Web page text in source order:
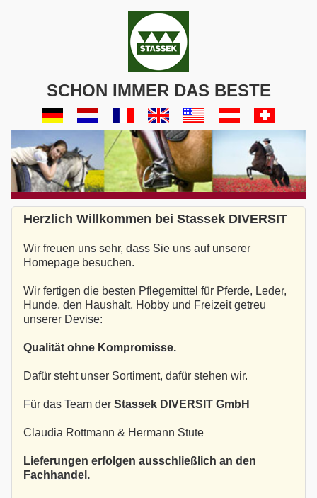
SCHON IMMER DAS BESTE
Herzlich Willkommen bei Stassek DIVERSIT
Wir freuen uns sehr, dass Sie uns auf unserer
Homepage besuchen.
Wir fertigen die besten Pflegemittel für Pferde, Leder,
Hunde, den Haushalt, Hobby und Freizeit getreu
unserer Devise:
Qualität ohne Kompromisse.
Dafür steht unser Sortiment, dafür stehen wir.
Für das Team der Stassek DIVERSIT GmbH
Claudia Rottmann & Hermann Stute
Lieferungen erfolgen ausschließlich an den
Fachhandel.